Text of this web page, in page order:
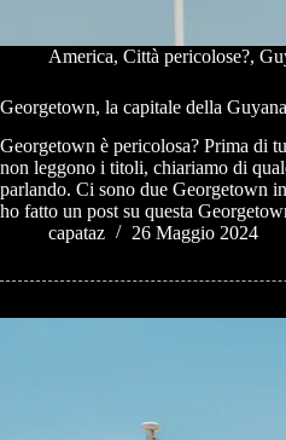
America, Città pericolose?,
Georgetown, la capitale della
Georgetown è pericolosa? Prima di
non leggono i titoli, chiariamo di
parlando. Ci sono due Georgetown
ho fatto un post su questa
capataz
26 Maggio 2024